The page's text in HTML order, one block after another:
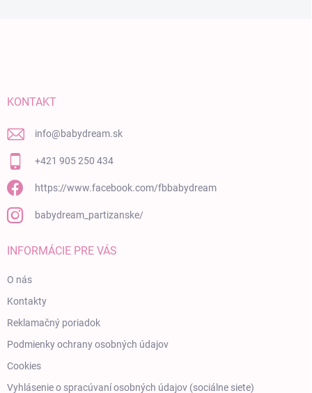
KONTAKT
info@babydream.sk
+421 905 250 434
https://www.facebook.com/fbbabydream
babydream_partizanske/
INFORMÁCIE PRE VÁS
O nás
Kontakty
Reklamačný poriadok
Podmienky ochrany osobných údajov
Cookies
Vyhlásenie o spracúvaní osobných údajov (sociálne siete)